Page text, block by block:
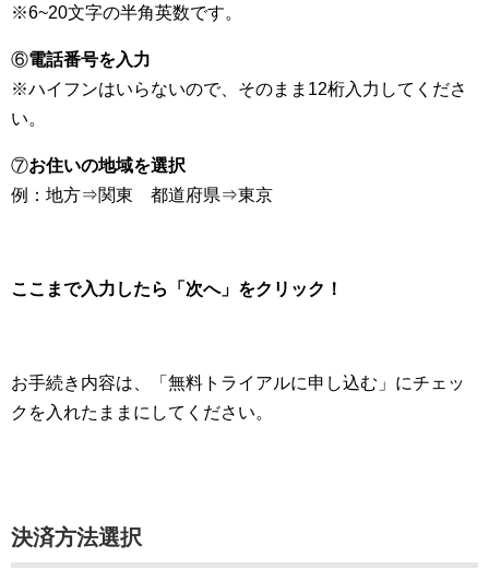
※6~20文字の半角英数です。
⑥電話番号を入力
※ハイフンはいらないので、そのまま12桁入力してくださ
い。
⑦お住いの地域を選択
例：地方⇒関東 都道府県⇒東京
ここまで入力したら「次へ」をクリック！
お手続き内容は、「無料トライアルに申し込む」にチェッ
クを入れたままにしてください。
決済方法選択